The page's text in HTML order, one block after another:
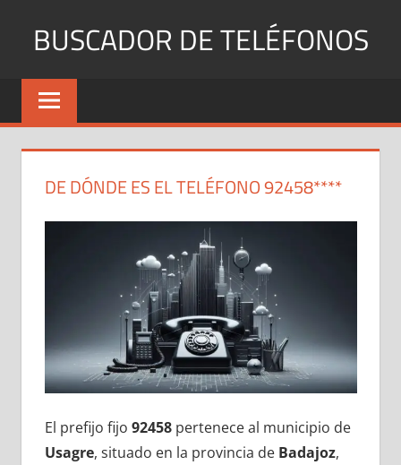
BUSCADOR DE TELÉFONOS
Identifica
Números
y
DE DÓNDE ES EL TELÉFONO 92458****
El prefijo fijo 92458pertenece al municipio dе
Usagre, situado en la provincia dе Badajoz,